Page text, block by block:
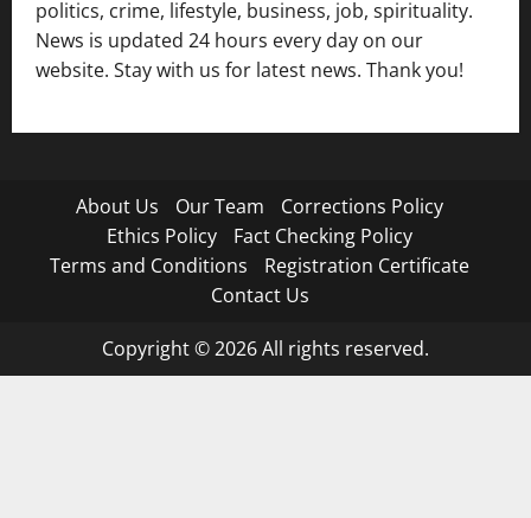
politics, crime, lifestyle, business, job, spirituality.
News is updated 24 hours every day on our
website. Stay with us for latest news. Thank you!
About Us Our Team
Corrections Policy
Ethics Policy
Fact Checking Policy
Terms and Conditions
Registration Certificate
Contact Us
Copyright © 2026 All rights reserved.